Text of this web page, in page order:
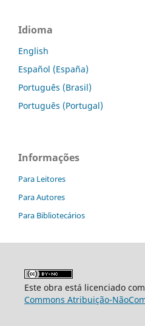
Idioma
English
Español (España)
Português (Brasil)
Português (Portugal)
Informações
Para Leitores
Para Autores
Para Bibliotecários
Este obra está licenciado
Commons Atribuição-